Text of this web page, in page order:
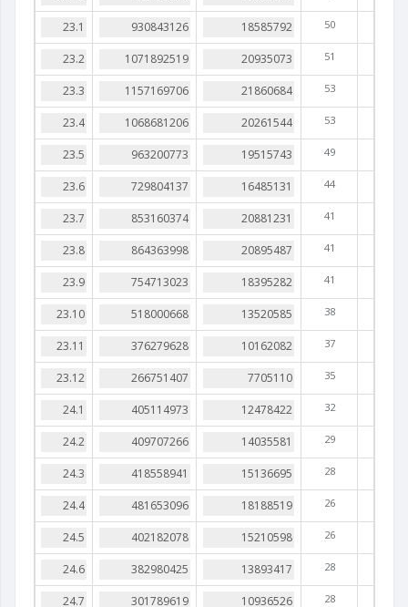
50
51
53
53
49
44
41
41
41
38
37
35
32
29
28
26
26
28
28